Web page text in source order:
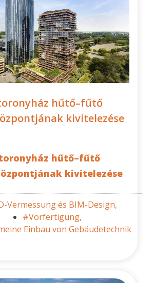
hűtő–fűtő
kivitelezése
hűtő–fűtő
kivitelezése
Vermessung és BIM-Design,
#Vorfertigung,
Einbau von Gebäudetechnik